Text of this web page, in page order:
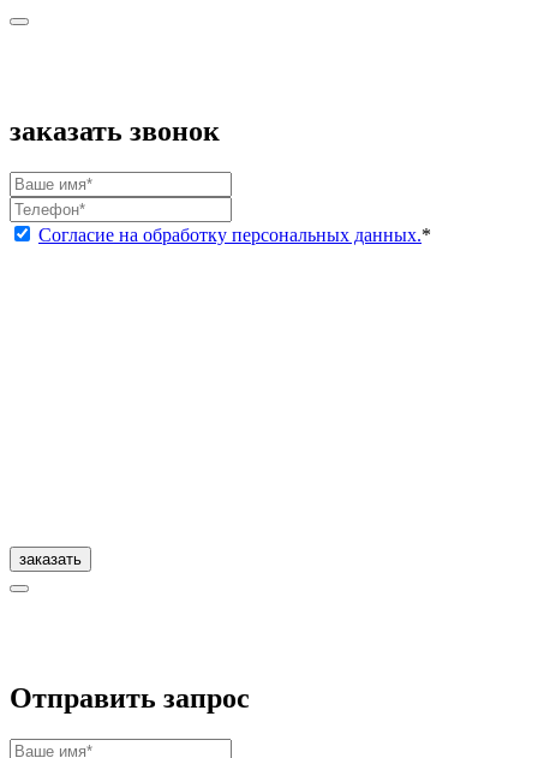
заказать звонок
Согласие на обработку персональных данных.*
заказать
Отправить запрос